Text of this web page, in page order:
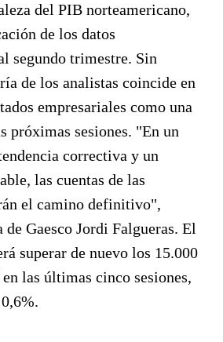
del PIB norteamericano,
de los datos
segundo trimestre. Sin
de los analistas coincide en
empresariales como una
próximas sesiones. "En un
correctiva y un
las cuentas de las
el camino definitivo",
de Gaesco Jordi Falgueras. El
superar de nuevo los 15.000
las últimas cinco sesiones,